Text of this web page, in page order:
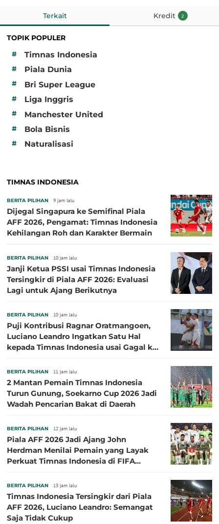
Terkait Kredit 2
TOPIK POPULER
#
Timnas Indonesia
# Piala Dunia
# Bri Super League
# Liga Inggris
# Manchester United
# Bola Bisnis
# Naturalisasi
TIMNAS INDONESIA
BERITA PILIHAN 9 jam lalu
Dijegal Singapura ke Semifinal Piala
AFF 2026, Pengamat: Timnas Indonesia
Kehilangan Roh dan Karakter Bermain
BERITA PILIHAN 10 jam lalu
Janji Ketua PSSI usai Timnas Indonesia
Tersingkir di Piala AFF 2026: Evaluasi
Lagi untuk Ajang Berikutnya
BERITA PILIHAN 10 jam lalu
Puji Kontribusi Ragnar Oratmangoen,
Luciano Leandro Ingatkan Satu Hal
kepada Timnas Indonesia usai Gagal ke
BERITA PILIHAN 11 jam lalu
2 Mantan Pemain Timnas Indonesia
Turun Gunung, Soekarno Cup 2026 Jadi
Wadah Pencarian Bakat di Daerah
BERITA PILIHAN 12 jam lalu
Piala AFF 2026 Jadi Ajang John
Herdman Menilai Pemain yang Layak
Perkuat Timnas Indonesia di FIFA
BERITA PILIHAN 13 jam lalu
Timnas Indonesia Tersingkir dari Piala
AFF 2026, Luciano Leandro: Semangat
Saja Tidak Cukup